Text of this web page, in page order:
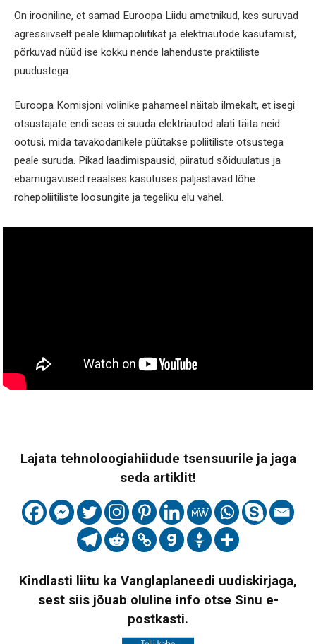
On irooniline, et samad Euroopa Liidu ametnikud, kes suruvad
agressiivselt peale kliimapoliitikat ja elektriautode kasutamist,
põrkuvad nüüd ise kokku nende lahenduste praktiliste
puudustega.
Euroopa Komisjoni volinike pahameel näitab ilmekalt, et isegi
otsustajate endi seas ei suuda elektriautod alati täita neid
ootusi, mida tavakodanikele püütakse poliitiliste otsustega
peale suruda. Pikad laadimispausid, piiratud sõiduulatus ja
ebamugavused reaalses kasutuses paljastavad lõhe
rohepoliitiliste loosungite ja tegeliku elu vahel.
Lajata tehnoloogiahiidude tsensuurile ja jaga
seda artiklit!
Kindlasti liitu ka Vanglaplaneedi uudiskirjaga,
sest siis jõuab oluline info otse Sinu e-
postkasti.